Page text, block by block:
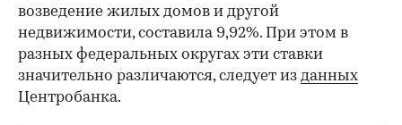
возведение жилых домов и другой
недвижимости, составила 9,92%. При этом в
разных федеральных округах эти ставки
значительно различаются, следует из данных
Центробанка.